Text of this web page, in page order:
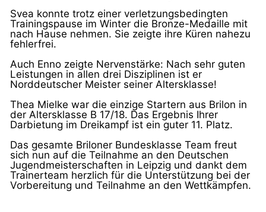
Svea konnte trotz einer verletzungsbedingten
Trainingspause im Winter die Bronze-Medaille mit
nach Hause nehmen. Sie zeigte ihre Küren nahezu
fehlerfrei.
Auch Enno zeigte Nervenstärke: Nach sehr guten
Leistungen in allen drei Disziplinen ist er
Norddeutscher Meister seiner Altersklasse!
Thea Mielke war die einzige Startern aus Brilon in
der Altersklasse B 17/18. Das Ergebnis Ihrer
Darbietung im Dreikampf ist ein guter 11. Platz.
Das gesamte Briloner Bundesklasse Team freut
sich nun auf die Teilnahme an den Deutschen
Jugendmeisterschaften in Leipzig und dankt dem
Trainerteam herzlich für die Unterstützung bei der
Vorbereitung und Teilnahme an den Wettkämpfen.